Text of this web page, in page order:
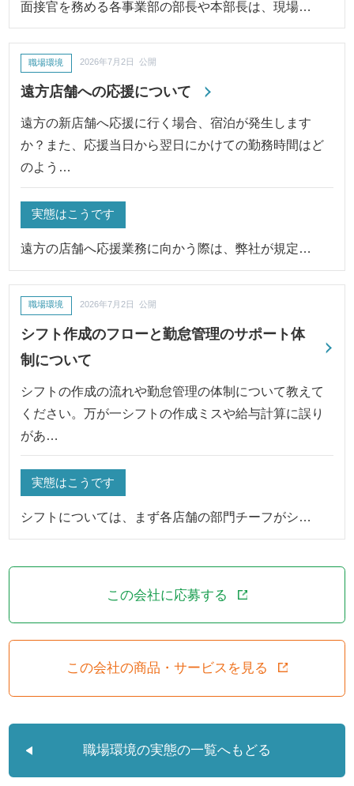
面接官を務める各事業部の部長や本部長は、現場…
遠方店舗への応援について
職場環境 2026年7月2日 公開
遠方の新店舗へ応援に行く場合、宿泊が発生します
か？また、応援当日から翌日にかけての勤務時間はど
のよう…
実態はこうです
遠方の店舗へ応援業務に向かう際は、弊社が規定…
シフト作成のフローと勤怠管理のサポート体
制について
職場環境 2026年7月2日 公開
シフトの作成の流れや勤怠管理の体制について教えて
ください。万が一シフトの作成ミスや給与計算に誤り
があ…
実態はこうです
シフトについては、まず各店舗の部門チーフがシ…
この会社に応募する
この会社の商品・サービスを見る
職場環境の実態の一覧へもどる